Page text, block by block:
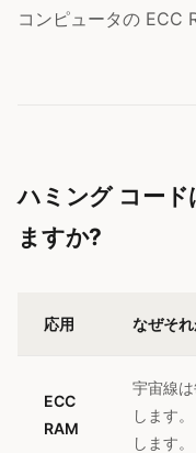
コンピュータの ECC
ハミング コー
ますか?
応用 なぜそ
ECC
RAM
宇宙線
します
します。